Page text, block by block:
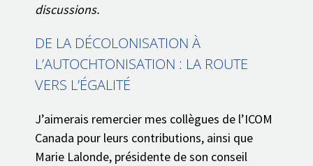
discussions.
DE LA DÉCOLONISATION À
L’AUTOCHTONISATION : LA ROUTE
VERS L’ÉGALITÉ
J’aimerais remercier mes collègues de l’ICOM
Canada pour leurs contributions, ainsi que
Marie Lalonde, présidente de son conseil